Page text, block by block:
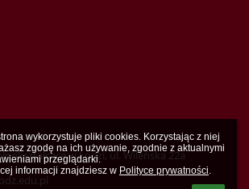
wykorzystuje pliki cookies. Korzystając z niej
zgodę na ich używanie, zgodnie z aktualnymi
przeglądarki.
informacji znajdziesz w Polityce prywatności.
w Łodzi, ul. Wileńska 22a